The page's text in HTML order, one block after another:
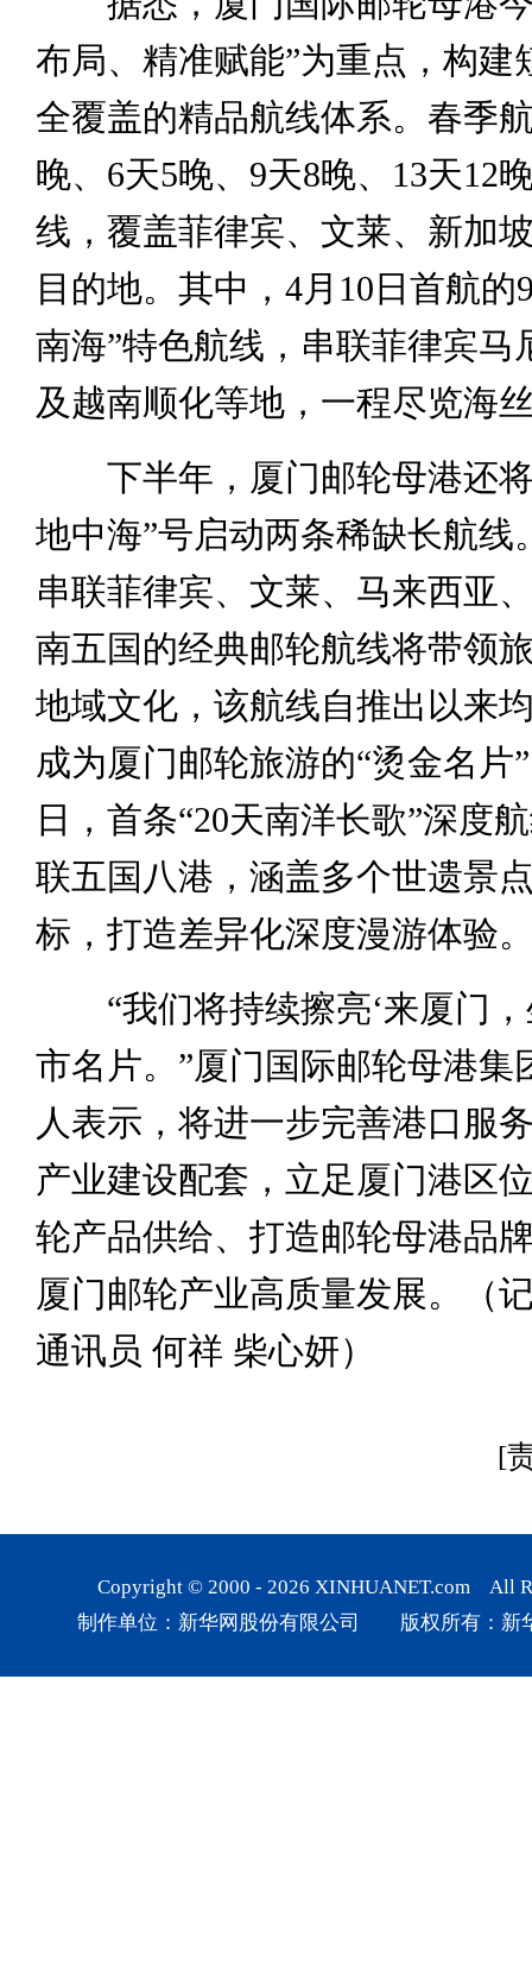
布局、精准赋能”为重点，构建
全覆盖的精品航线体系。春季
晚、6天5晚、9天8晚、13天12
线，覆盖菲律宾、文莱、新加
目的地。其中，4月10日首航的
南海”特色航线，串联菲律宾马
及越南顺化等地，一程尽览海
下半年，厦门邮轮母港还将
地中海”号启动两条稀缺长航线
串联菲律宾、文莱、马来西亚
南五国的经典邮轮航线将带领
地域文化，该航线自推出以来
成为厦门邮轮旅游的“烫金名片
日，首条“20天南洋长歌”深度
联五国八港，涵盖多个世遗景
标，打造差异化深度漫游体验
“我们将持续擦亮‘来厦门，
市名片。”厦门国际邮轮母港集
人表示，将进一步完善港口服
产业建设配套，立足厦门港区
轮产品供给、打造邮轮母港品
厦门邮轮产业高质量发展。（
通讯员 何祥 柴心妍）
[
Copyright © 2000 - 2026 XINHUANET.com All
制作单位：新华网股份有限公司 版权所有：新